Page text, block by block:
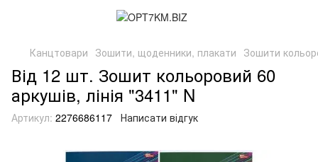
Канцтовари Зошити, щоденники, плакати Зошити
Від 12 шт. Зошит кольоровий 60
аркушів, лінія "3411" N
Артикул: 2276686117 Написати відгук